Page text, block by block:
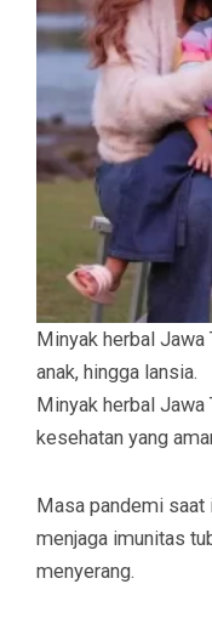
Minyak herbal Jawa
anak, hingga lansia.
Minyak herbal
kesehatan yang
Masa pandemi saat
menjaga imunitas
menyerang.